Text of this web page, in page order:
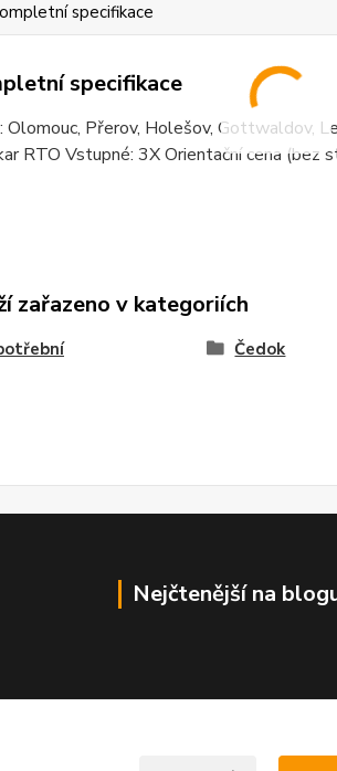
specifikace
specifikace
Olomouc, Přerov, Holešov, Gottwaldov,
RTO Vstupné: 3X Orientační cena (bez
zařazeno v kategoriích
Čedok
Nejčtenější na